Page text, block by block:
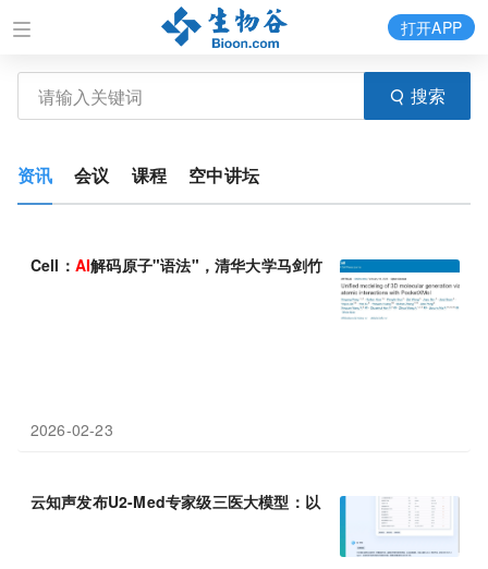
搜索
打开APP
资讯 会议 课程 空中讲坛
Cell： AI解码原子"语法"，清华大学马剑竹等利用PocketXMol成
2026-02-23
云知声发布U2-Med专家级三医大模型：以【智能向善】重塑产业